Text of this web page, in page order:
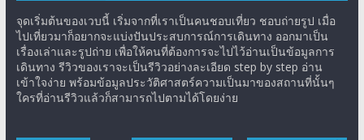
จุดเริ่มต้นของเวบนี้ เริ่มจากที่เราเป็นคนชอบเที่ยว ชอบถ่ายรูป เมื่อ
ไปเที่ยวมาก็อยากจะแบ่งปันประสบการณ์การเดินทาง ออกมาเป็น
เรื่องเล่าและรูปถ่าย เพื่อให้คนที่ต้องการจะไปไว้อ่านเป็นข้อมูลการ
เดินทาง รีวิวของเราจะเป็นรีวิวอย่างละเอียด step by step อ่าน
เข้าใจง่าย พร้อมข้อมูลประวัติศาสตร์ความเป็นมาของสถานที่นั้นๆ
ใครที่อ่านรีวิวแล้วก็สามารถไปตามได้โดยง่าย